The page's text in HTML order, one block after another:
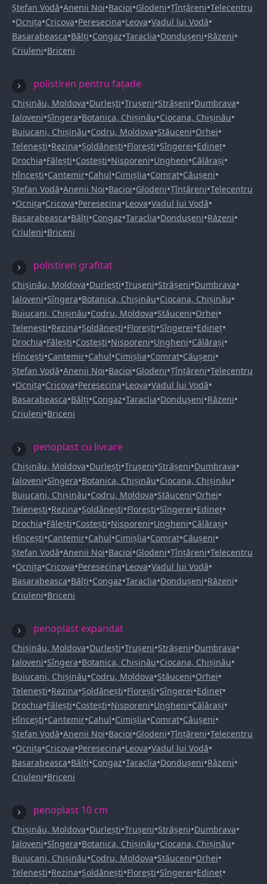
Ștefan Vodă•Anenii Noi•Bacioi•Glodeni•Țînțăreni•Telecentru
•Ocnița•Cricova•Peresecina•Leova•Vadul lui Vodă•
Basarabeasca•Bălți•Congaz•Taraclia•Dondușeni•Răzeni•
Criuleni•Briceni
polistiren pentru fațade
Chișinău, Moldova•Durlești•Trușeni•Strășeni•Dumbrava•
Ialoveni•Sîngera•Botanica, Chișinău•Ciocana, Chișinău•
Buiucani, Chișinău•Codru, Moldova•Stăuceni•Orhei•
Telenești•Rezina•Șoldănești•Florești•Sîngerei•Edineț•
Drochia•Fălești•Costești•Nisporeni•Ungheni•Călărași•
Hîncești•Cantemir•Cahul•Cimișlia•Comrat•Căușeni•
Ștefan Vodă•Anenii Noi•Bacioi•Glodeni•Țînțăreni•Telecentru
•Ocnița•Cricova•Peresecina•Leova•Vadul lui Vodă•
Basarabeasca•Bălți•Congaz•Taraclia•Dondușeni•Răzeni•
Criuleni•Briceni
polistiren grafitat
Chișinău, Moldova•Durlești•Trușeni•Strășeni•Dumbrava•
Ialoveni•Sîngera•Botanica, Chișinău•Ciocana, Chișinău•
Buiucani, Chișinău•Codru, Moldova•Stăuceni•Orhei•
Telenești•Rezina•Șoldănești•Florești•Sîngerei•Edineț•
Drochia•Fălești•Costești•Nisporeni•Ungheni•Călărași•
Hîncești•Cantemir•Cahul•Cimișlia•Comrat•Căușeni•
Ștefan Vodă•Anenii Noi•Bacioi•Glodeni•Țînțăreni•Telecentru
•Ocnița•Cricova•Peresecina•Leova•Vadul lui Vodă•
Basarabeasca•Bălți•Congaz•Taraclia•Dondușeni•Răzeni•
Criuleni•Briceni
penoplast cu livrare
Chișinău, Moldova•Durlești•Trușeni•Strășeni•Dumbrava•
Ialoveni•Sîngera•Botanica, Chișinău•Ciocana, Chișinău•
Buiucani, Chișinău•Codru, Moldova•Stăuceni•Orhei•
Telenești•Rezina•Șoldănești•Florești•Sîngerei•Edineț•
Drochia•Fălești•Costești•Nisporeni•Ungheni•Călărași•
Hîncești•Cantemir•Cahul•Cimișlia•Comrat•Căușeni•
Ștefan Vodă•Anenii Noi•Bacioi•Glodeni•Țînțăreni•Telecentru
•Ocnița•Cricova•Peresecina•Leova•Vadul lui Vodă•
Basarabeasca•Bălți•Congaz•Taraclia•Dondușeni•Răzeni•
Criuleni•Briceni
penoplast expandat
Chișinău, Moldova•Durlești•Trușeni•Strășeni•Dumbrava•
Ialoveni•Sîngera•Botanica, Chișinău•Ciocana, Chișinău•
Buiucani, Chișinău•Codru, Moldova•Stăuceni•Orhei•
Telenești•Rezina•Șoldănești•Florești•Sîngerei•Edineț•
Drochia•Fălești•Costești•Nisporeni•Ungheni•Călărași•
Hîncești•Cantemir•Cahul•Cimișlia•Comrat•Căușeni•
Ștefan Vodă•Anenii Noi•Bacioi•Glodeni•Țînțăreni•Telecentru
•Ocnița•Cricova•Peresecina•Leova•Vadul lui Vodă•
Basarabeasca•Bălți•Congaz•Taraclia•Dondușeni•Răzeni•
Criuleni•Briceni
penoplast 10 cm
Chișinău, Moldova•Durlești•Trușeni•Strășeni•Dumbrava•
Ialoveni•Sîngera•Botanica, Chișinău•Ciocana, Chișinău•
Buiucani, Chișinău•Codru, Moldova•Stăuceni•Orhei•
Telenești•Rezina•Șoldănești•Florești•Sîngerei•Edineț•